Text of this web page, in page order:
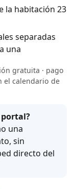
la habitación 23
separadas
una
gratuita · pago
el calendario de
una
sin
directo del